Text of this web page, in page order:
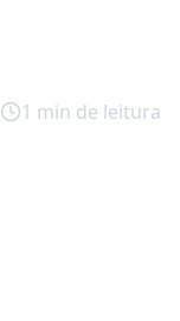
1 min de leitura